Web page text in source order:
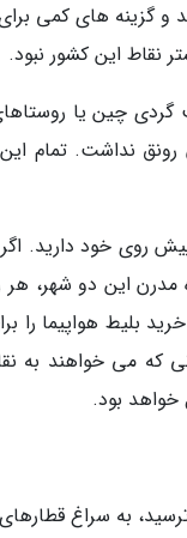
گزینه های کمی
نقاط این کشور نبود.
گردی چین یا
نداشت. تمام این
روی خود دارید.
این دو شهر، هر
بلیط هواپیما را
که می خواهند به
خواهد بود.
به سراغ